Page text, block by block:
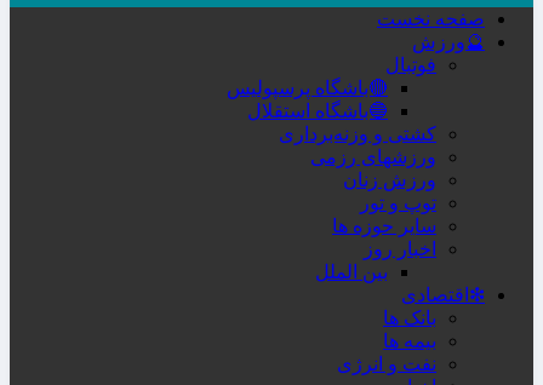
صفحه نخست
🔮ورزش
فوتبال
🔴باشگاه پرسپولیس
🔵باشگاه استقلال
کشتی و وزنه‌برداری
ورزشهای رزمی
ورزش زنان
توپ و تور
سایر حوزه ها
اخبار روز
بین الملل
❇اقتصادی
بانک ها
بیمه ها
نفت و انرژی